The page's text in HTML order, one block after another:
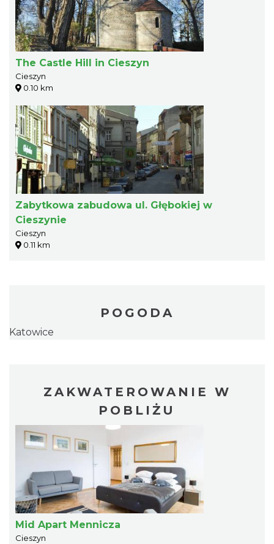
The Castle Hill in Cieszyn
Cieszyn
0.10 km
Zabytkowa zabudowa ul. Głębokiej w
Cieszynie
Cieszyn
0.11 km
POGODA
Katowice
ZAKWATEROWANIE W
POBLIŻU
Mid Apart Mennicza
Cieszyn